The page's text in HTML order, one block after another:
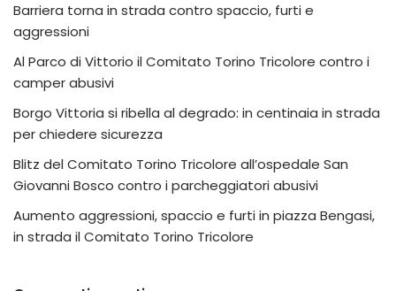
Barriera torna in strada contro spaccio, furti e
aggressioni
Al Parco di Vittorio il Comitato Torino Tricolore contro i
camper abusivi
Borgo Vittoria si ribella al degrado: in centinaia in strada
per chiedere sicurezza
Blitz del Comitato Torino Tricolore all’ospedale San
Giovanni Bosco contro i parcheggiatori abusivi
Aumento aggressioni, spaccio e furti in piazza Bengasi,
in strada il Comitato Torino Tricolore